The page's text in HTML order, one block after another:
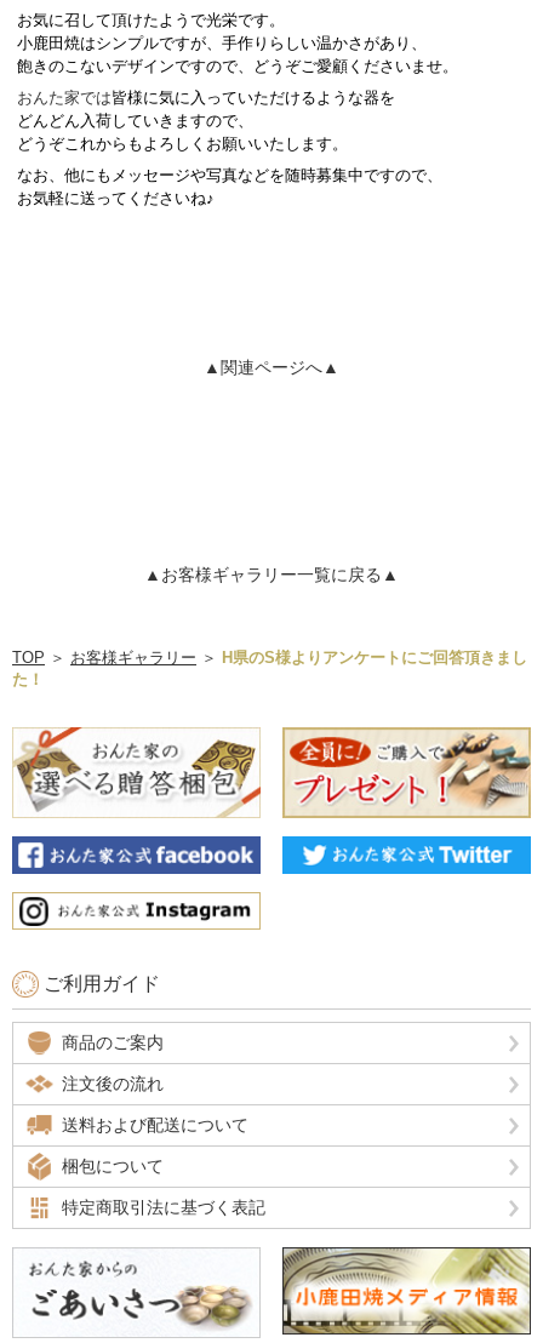
お気に召して頂けたようで光栄です。
小鹿田焼はシンプルですが、手作りらしい温かさがあり、
飽きのこないデザインですので、どうぞご愛顧くださいませ。
おんた家では皆様に気に入っていただけるような器を
どんどん入荷していきますので、
どうぞこれからもよろしくお願いいたします。
なお、他にもメッセージや写真などを随時募集中ですので、
お気軽に送ってくださいね♪
▲関連ページへ▲
▲お客様ギャラリー一覧に戻る▲
TOP ＞ お客様ギャラリー ＞ H県のS様よりアンケートにご回答頂きまし
た！
ご利用ガイド
商品のご案内
注文後の流れ
送料および配送について
梱包について
特定商取引法に基づく表記